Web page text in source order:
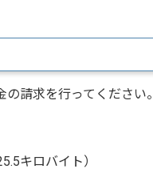
請求を行ってください。
キロバイト）